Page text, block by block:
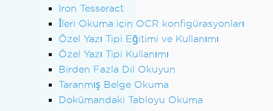
Iron Tesseract
İleri Okuma için OCR konfigürasyonları
Özel Yazı Tipi Eğitimi ve Kullanımı
Özel Yazı Tipi Kullanımı
Birden Fazla Dil Okuyun
Taranmış Belge Okuma
Dokümandaki Tabloyu Okuma